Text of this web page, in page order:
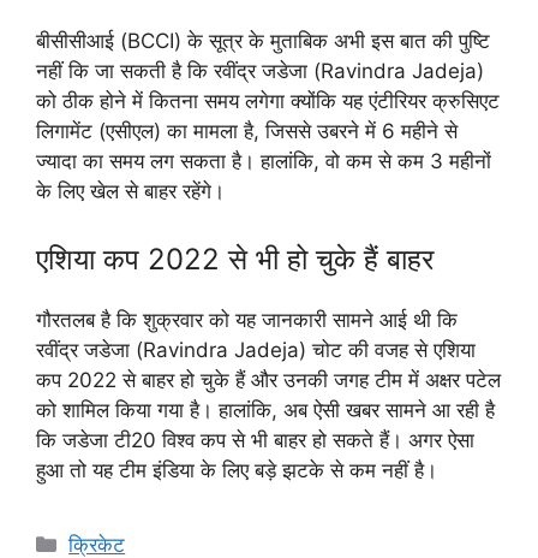
बीसीसीआई (BCCI) के सूत्र के मुताबिक अभी इस बात की पुष्टि
नहीं कि जा सकती है कि रवींद्र जडेजा (Ravindra Jadeja)
को ठीक होने में कितना समय लगेगा क्योंकि यह एंटीरियर क्रुसिएट
लिगामेंट (एसीएल) का मामला है, जिससे उबरने में 6 महीने से
ज्यादा का समय लग सकता है। हालांकि, वो कम से कम 3 महीनों
के लिए खेल से बाहर रहेंगे।
एशिया कप 2022 से भी हो चुके हैं बाहर
गौरतलब है कि शुक्रवार को यह जानकारी सामने आई थी कि
रवींद्र जडेजा (Ravindra Jadeja) चोट की वजह से एशिया
कप 2022 से बाहर हो चुके हैं और उनकी जगह टीम में अक्षर पटेल
को शामिल किया गया है। हालांकि, अब ऐसी खबर सामने आ रही है
कि जडेजा टी20 विश्व कप से भी बाहर हो सकते हैं। अगर ऐसा
हुआ तो यह टीम इंडिया के लिए बड़े झटके से कम नहीं है।
Categories
क्रिकेट